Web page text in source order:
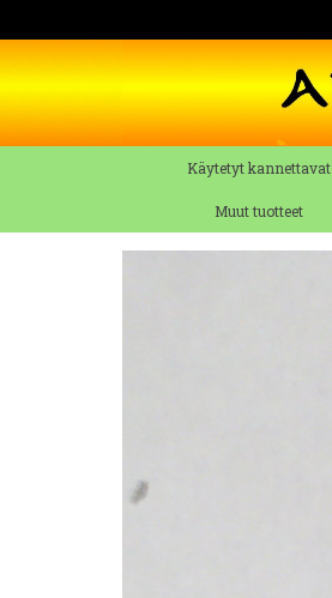
Käytetyt kannettavat
Muut tuotteet